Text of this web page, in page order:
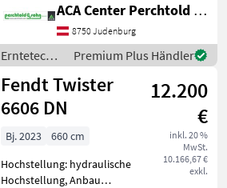
Zinkenverlustsicherung,
Grenzstreueinrichtung,
Streuwinkelverstellung,
Schutzbügel Fendt Twister
8608
ACA Center Perchtold - Perchtold & Sohn GmbH
8750 Judenburg
Erntetechnik
Grünland /
Fendt
Premium Plus Händler
Fendt Twister
6606 DN
12.200
€
inkl. 20 %
MwSt.
10.166,67 €
exkl.
Bj. 2023
660 cm
Hochstellung: hydraulische
Hochstellung, Anbau